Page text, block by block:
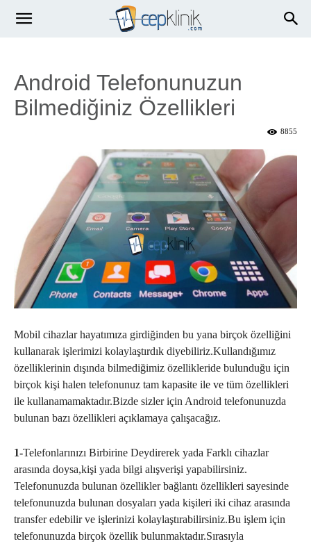
Android Telefonunuzun
Bilmediğiniz Özellikleri
8855
Mobil cihazlar hayatımıza girdiğinden bu yana birçok özelliğini
kullanarak işlerimizi kolaylaştırdık diyebiliriz.Kullandığımız
özelliklerinin dışında bilmediğimiz özellikleride bulunduğu için
birçok kişi halen telefonunuz tam kapasite ile ve tüm özellikleri
ile kullanamamaktadır.Bizde sizler için Android telefonunuzda
bulunan bazı özellikleri açıklamaya çalışacağız.
1-Telefonlarınızı Birbirine Deydirerek yada Farklı cihazlar
arasında doysa,kişi yada bilgi alışverişi yapabilirsiniz.
Telefonunuzda bulunan özellikler bağlantı özellikleri sayesinde
telefonunuzda bulunan dosyaları yada kişileri iki cihaz arasında
transfer edebilir ve işlerinizi kolaylaştırabilirsiniz.Bu işlem için
telefonunuzda birçok özellik bulunmaktadır.Sırasıyla